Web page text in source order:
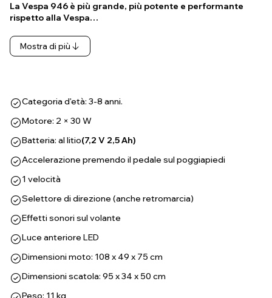
La Vespa 946 è più grande, più potente e performante
rispetto alla Vespa…
Mostra di più
Categoria d'età: 3-8 anni.
Motore: 2 × 30 W
Batteria: al litio(7,2 V 2,5 Ah)
Accelerazione premendo il pedale sul poggiapiedi
1 velocità
Selettore di direzione (anche retromarcia)
Effetti sonori sul volante
Luce anteriore LED
Dimensioni moto: 108 x 49 x 75 cm
Dimensioni scatola: 95 x 34 x 50 cm
Peso: 11 kg